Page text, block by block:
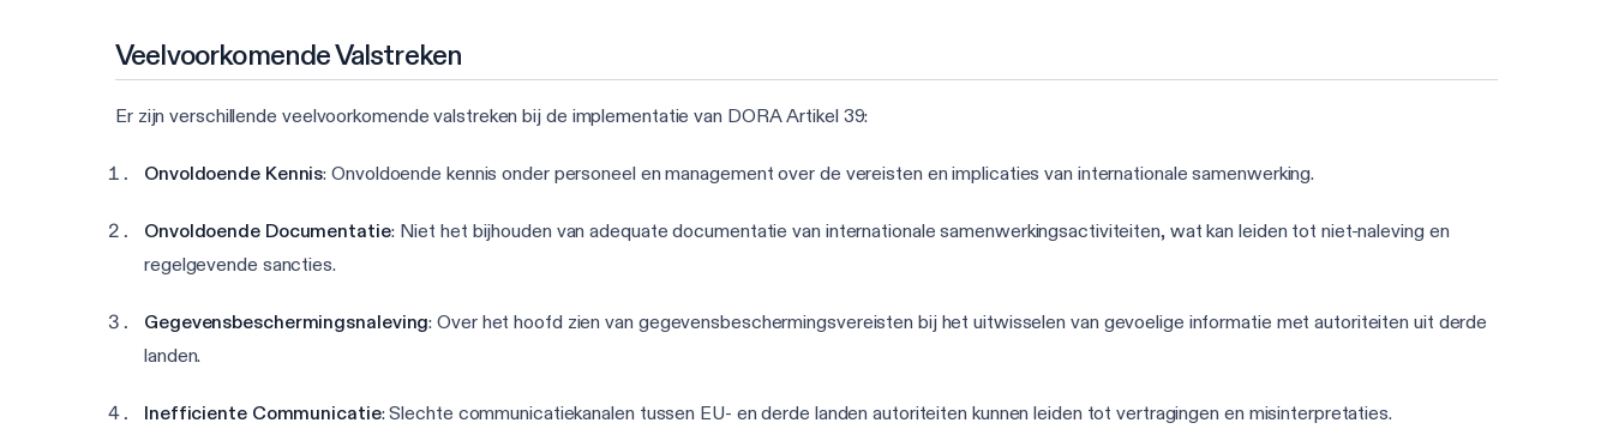
Veelvoorkomende Valstreken
Er zijn verschillende veelvoorkomende valstreken bij de implementatie van DORA Artikel 39:
Onvoldoende Kennis: Onvoldoende kennis onder personeel en management over de vereisten en implicaties van internationale samenwerking.
Onvoldoende Documentatie: Niet het bijhouden van adequate documentatie van internationale samenwerkingsactiviteiten, wat kan leiden tot niet-naleving en
regelgevende sancties.
Gegevensbeschermingsnaleving: Over het hoofd zien van gegevensbeschermingsvereisten bij het uitwisselen van gevoelige informatie met autoriteiten uit derde
landen.
Inefficiente Communicatie: Slechte communicatiekanalen tussen EU- en derde landen autoriteiten kunnen leiden tot vertragingen en misinterpretaties.